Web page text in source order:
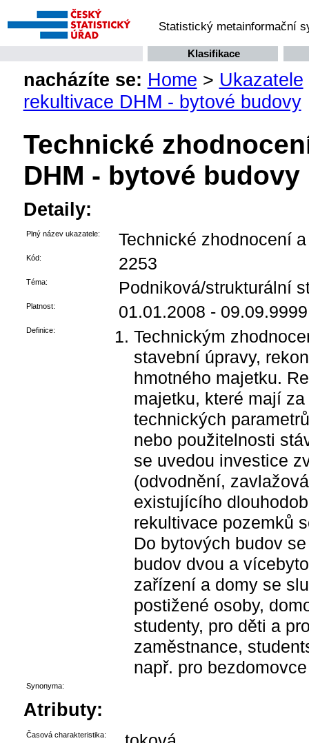
Statistický metainformační
Klasifikace
nacházíte se: Home > Ukazatele
rekultivace DHM - bytové budovy
Technické
DHM - bytové budovy
Detaily:
Plný název ukazatele: Technické zhodnocení
Kód: 2253
Téma: Podniková/strukturální
Platnost: 01.01.2008 - 09.09.9999
Definice:
Technickým
stavební úpravy,
hmotného majetku.
majetku, které mají
technických
nebo použitelnosti
se uvedou investice
(odvodnění,
existujícího
rekultivace pozemků
Do bytových budov
budov dvou a
zařízení a domy se
postižené osoby,
studenty, pro děti a
zaměstnance,
např. pro
Synonyma:
Atributy:
Časová charakteristika: